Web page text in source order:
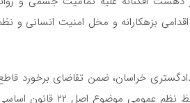
بزهکارانه و مخل امنیت انسانی و
خراسان، ضمن تقاضای برخورد
قضایی با مرتکبین این فجایع در جهت پاسداری از حقوق عامه و